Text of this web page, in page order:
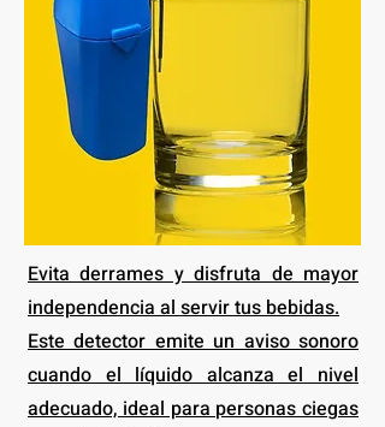
Evita derrames y disfruta de mayor
independencia al servir tus bebidas.
Este detector emite un aviso sonoro
cuando el líquido alcanza el nivel
adecuado, ideal para personas ciegas